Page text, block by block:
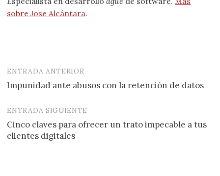
sobre Jose Alcántara.
Navegación
de
entradas
ENTRADA ANTERIOR
Impunidad ante abusos con la retención de datos
ENTRADA SIGUIENTE
Cinco claves para ofrecer un trato impecable a tus
clientes digitales